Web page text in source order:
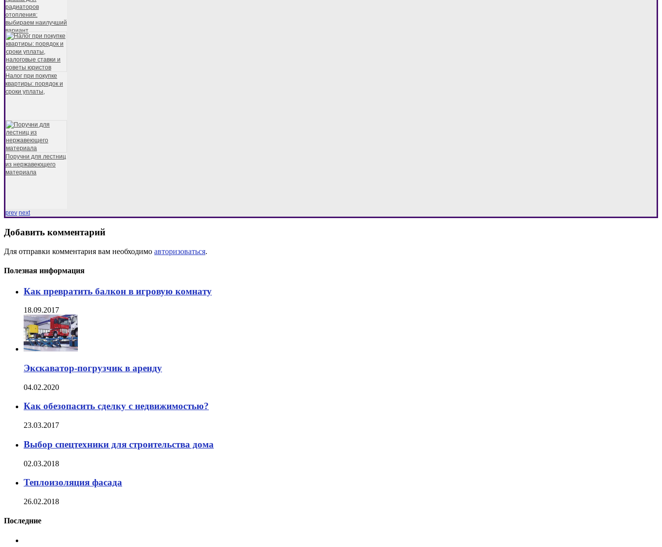
радиаторов
отопления:
выбираем наилучший
вариант
Налог при покупке
квартиры: порядок и
сроки уплаты,
Поручни для лестниц
из нержавеющего
материала
prev next
Добавить комментарий
Для отправки комментария вам необходимо авторизоваться.
Полезная информация
Как превратить балкон в игровую комнату
18.09.2017
Экскаватор-погрузчик в аренду
04.02.2020
Как обезопасить сделку с недвижимостью?
23.03.2017
Выбор спецтехники для строительства дома
02.03.2018
Теплоизоляция фасада
26.02.2018
Последние